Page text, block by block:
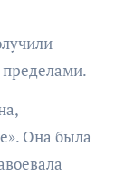
пределами.
Она была